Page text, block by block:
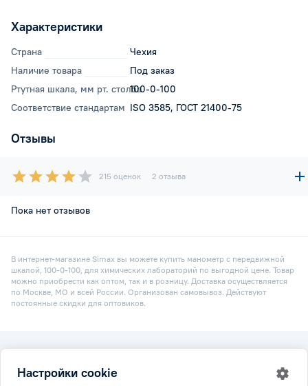
Характеристики
Страна
Чехия
Наличие товара
Под заказ
Ртутная шкала, мм рт. столба100-0-100
Соответствие стандартам ISO 3585, ГОСТ 21400-75
Отзывы
215 оценок 2 отзыва
Пока нет отзывов
В интернет-магазине Simax вы можете купить манометр с передвижной
шкалой, 100-0-100, для химических лабораторий по выгодной цене. Товар
можно приобрести как оптом, так и в розницу. Доставка осуществляется
по Москве, МО и всей России. Организован самовывоз. Действуют
постоянные скидки для оптовиков.
Все права защищены.
Настройки cookie